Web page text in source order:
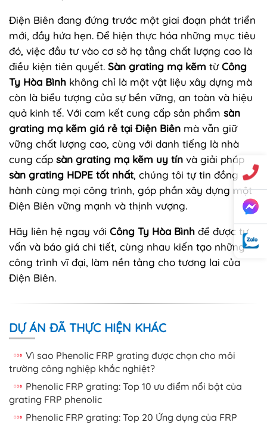
Điện Biên đang đứng trước một giai đoạn phát triển
mới, đầy hứa hẹn. Để hiện thực hóa những mục tiêu
đó, việc đầu tư vào cơ sở hạ tầng chất lượng cao là
điều kiện tiên quyết. Sàn grating mạ kẽm từCông
Ty Hòa Bình không chỉ là một vật liệu xây dựng mà
còn là biểu tượng của sự bền vững, an toàn và hiệu
quả kinh tế. Với cam kết cung cấp sản phẩm sàn
grating mạ kẽm giá rẻ tại Điện Biên mà vẫn giữ
vững chất lượng cao, cùng với danh tiếng là nhà
cung cấp sàn grating mạ kẽm uy tín và giải pháp
sàn grating HDPE tốt nhất, chúng tôi tự tin đồng
hành cùng mọi công trình, góp phần xây dựng một
Điện Biên vững mạnh và thịnh vượng.
Hãy liên hệ ngay với Công Ty Hòa Bình để được tư
vấn và báo giá chi tiết, cùng nhau kiến tạo những
công trình vĩ đại, làm nền tảng cho tương lai của
Điện Biên.
DỰ ÁN ĐÃ THỰC HIỆN KHÁC
Vì sao Phenolic FRP grating được chọn cho môi
trường công nghiệp khắc nghiệt?
Phenolic FRP grating: Top 10 ưu điểm nổi bật của
grating FRP phenolic
Phenolic FRP grating: Top 20 Ứng dụng của FRP